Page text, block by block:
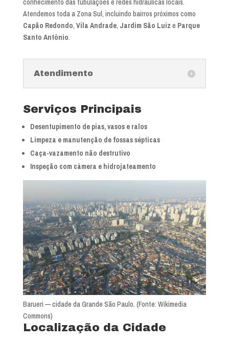
conhecimento das tubulações e redes hidráulicas locais.
Atendemos toda a Zona Sul, incluindo bairros próximos como
Capão Redondo, Vila Andrade, Jardim São Luiz e Parque
Santo Antônio.
Atendimento
Serviços Principais
Desentupimento de pias, vasos e ralos
Limpeza e manutenção de fossas sépticas
Caça-vazamento não destrutivo
Inspeção com câmera e hidrojateamento
Barueri — cidade da Grande São Paulo. (Fonte: Wikimedia
Commons)
Localização da Cidade